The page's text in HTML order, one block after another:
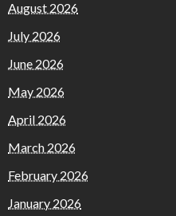
August 2026
July 2026
June 2026
May 2026
April 2026
March 2026
February 2026
January 2026